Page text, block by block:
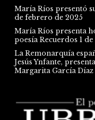
María Ríos presentó
de febrero de 2025
María Ríos presenta
poesía Recuerdos 1
La Remonarquía
Jesús Ynfante,
Margarita García Díaz